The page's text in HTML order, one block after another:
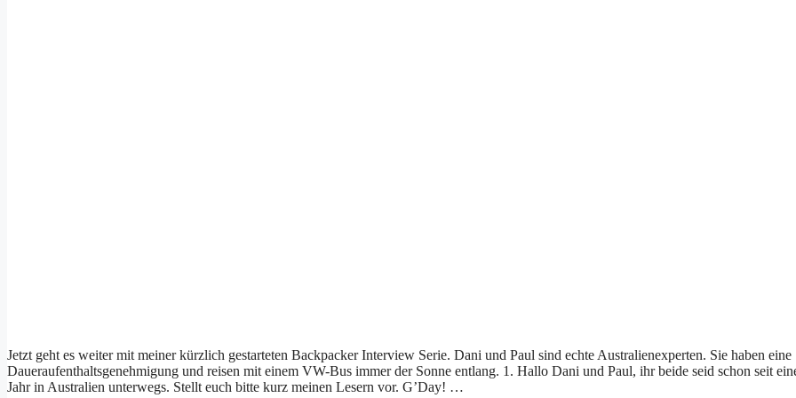
Jetzt geht es weiter mit meiner kürzlich gestarteten Backpacker Interview Serie. Dani und Paul sind echte Australienexperten. Sie haben eine
Daueraufenthaltsgenehmigung und reisen mit einem VW-Bus immer der Sonne entlang. 1. Hallo Dani und Paul, ihr beide seid schon seit
Jahr in Australien unterwegs. Stellt euch bitte kurz meinen Lesern vor. G’Day! …